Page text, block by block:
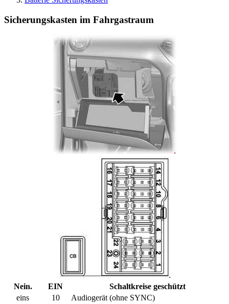
Sicherungskasten im Fahrgastraum
Nein. EIN
Schaltkreise geschützt
eins
10
Audiogerät (ohne SYNC)